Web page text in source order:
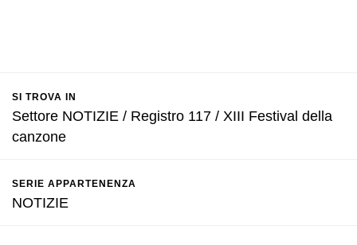
SI TROVA IN
Settore NOTIZIE / Registro 117 / XIII Festival della
canzone
SERIE APPARTENENZA
NOTIZIE